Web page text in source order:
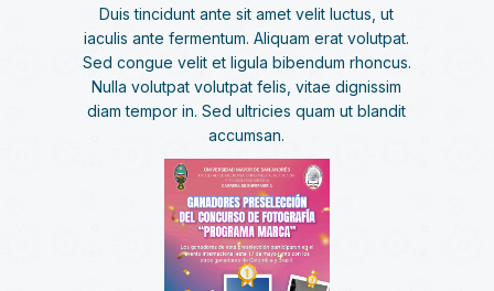
Duis tincidunt ante sit amet velit luctus, ut
iaculis ante fermentum. Aliquam erat volutpat.
Sed congue velit et ligula bibendum rhoncus.
Nulla volutpat volutpat felis, vitae dignissim
diam tempor in. Sed ultricies quam ut blandit
accumsan.